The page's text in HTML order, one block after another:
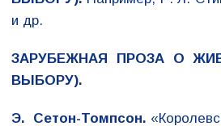
и др.
ЗАРУБЕЖНАЯ ПРОЗА О
ВЫБОРУ).
Э. Сетон-Томпсон.